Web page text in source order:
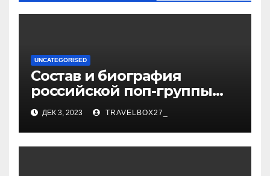
UNCATEGORISED
Состав и биография
российской поп-группы
«Иванушки интернешнл»
— история успеха, музыка
и судьбы участников
ДЕК 3, 2023 TRAVELBOX27_